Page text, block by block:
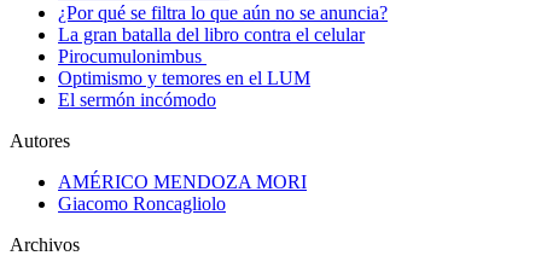
¿Por qué se filtra lo que aún no se anuncia?
La gran batalla del libro contra el celular
Pirocumulonimbus
Optimismo y temores en el LUM
El sermón incómodo
Autores
AMÉRICO MENDOZA MORI
Giacomo Roncagliolo
Archivos